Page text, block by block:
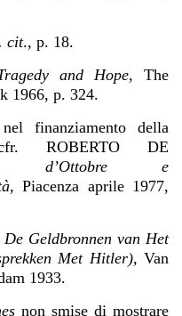
cit., p. 18.
and Hope, The
1966, p. 324.
finanziamento della
ROBERTO DE
d’Ottobre e
Piacenza aprile 1977,
De Geldbronnen van Het
Met Hitler), Van
1933.
non smise di mostrare